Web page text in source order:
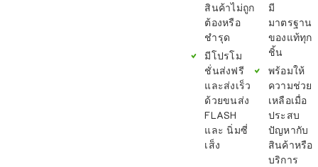
สินค้าไม่ถูก
ต้องหรือ
ชำรุด
มีโปรโม
ชั่นส่งฟรี
และส่งเร็ว
ด้วยขนส่ง
FLASH
และ นิ่มซี่
เส็ง
มี
มาตรฐาน
ของแท้ทุก
ชิ้น
พร้อมให้
ความช่วย
เหลือเมื่อ
ประสบ
ปัญหากับ
สินค้าหรือ
บริการ